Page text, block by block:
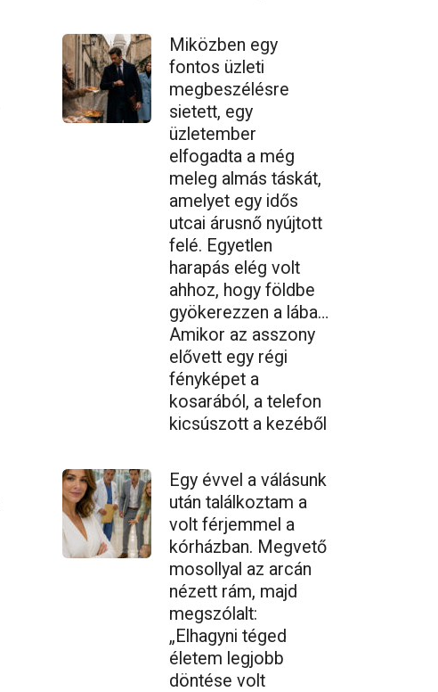
Miközben egy
fontos üzleti
megbeszélésre
sietett, egy
üzletember
elfogadta a még
meleg almás táskát,
amelyet egy idős
utcai árusnő nyújtott
felé. Egyetlen
harapás elég volt
ahhoz, hogy földbe
gyökerezzen a lába…
Amikor az asszony
elővett egy régi
fényképet a
kosarából, a telefon
kicsúszott a kezéből
Egy évvel a válásunk
után találkoztam a
volt férjemmel a
kórházban. Megvető
mosollyal az arcán
nézett rám, majd
megszólalt:
„Elhagyni téged
életem legjobb
döntése volt